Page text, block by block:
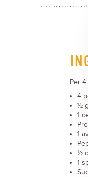
Per 4
4
½
1
1
½
1